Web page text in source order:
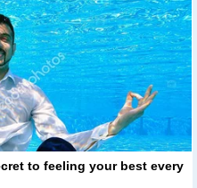
to feeling your best every